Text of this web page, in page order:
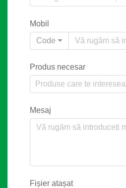
Mobil
Code
Produs necesar
Mesaj
Fișier atașat